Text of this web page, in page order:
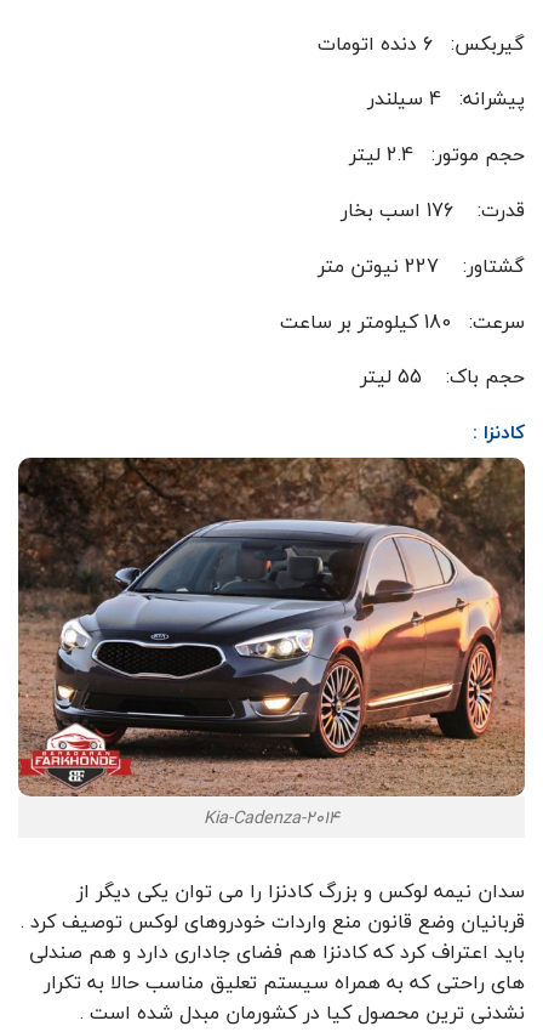
گیربکس: 6 دنده اتومات
پیشرانه: 4 سیلندر
حجم موتور: 2.4 لیتر
قدرت: 176 اسب بخار
گشتاور: 227 نیوتن متر
سرعت: 180 کیلومتر بر ساعت
حجم باک: 55 لیتر
کادنزا :
Kia-Cadenza-2014
سدان نیمه لوکس و بزرگ کادنزا را می توان یکی دیگر از
قربانیان وضع قانون منع واردات خودروهای لوکس توصیف کرد .
باید اعتراف کرد که کادنزا هم فضای جاداری دارد و هم صندلی
های راحتی که به همراه سیستم تعلیق مناسب حالا به تکرار
نشدنی ترین محصول کیا در کشورمان مبدل شده است .